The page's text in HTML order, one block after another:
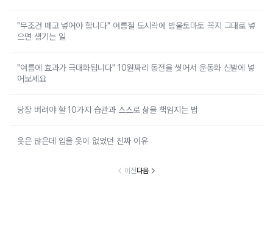
"무조건 떼고 넣어야 합니다" 여름철 도시락에 방울토마토 꼭지 그대로 넣
으면 생기는 일
"여름에 효과가 극대화됩니다" 10원짜리 동전을 씻어서 운동화 신발에 넣
어보세요
당장 버려야 할 10가지 습관과 스스로 삶을 책임지는 법
옷은 많은데 입을 옷이 없었던 진짜 이유
이전다음